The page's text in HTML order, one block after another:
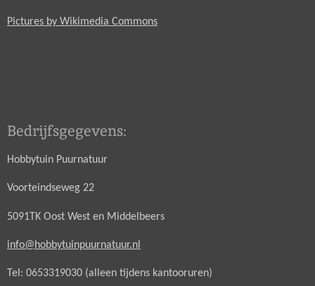
Pictures by Wikimedia Commons
Bedrijfsgegevens:
Hobbytuin Puurnatuur
Voorteindseweg 22
5091TK Oost West en Middelbeers
info@hobbytuinpuurnatuur.nl
Tel: 0653319030 (alleen tijdens kantooruren)